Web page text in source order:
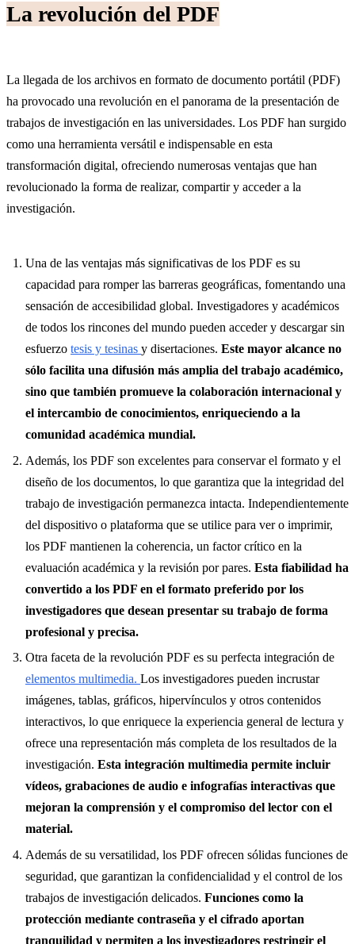
La revolución del PDF
La llegada de los archivos en formato de documento portátil (PDF)
ha provocado una revolución en el panorama de la presentación de
trabajos de investigación en las universidades. Los PDF han surgido
como una herramienta versátil e indispensable en esta
transformación digital, ofreciendo numerosas ventajas que han
revolucionado la forma de realizar, compartir y acceder a la
investigación.
Una de las ventajas más significativas de los PDF es su
capacidad para romper las barreras geográficas, fomentando una
sensación de accesibilidad global. Investigadores y académicos
de todos los rincones del mundo pueden acceder y descargar sin
esfuerzo tesis y tesinas y disertaciones. Este mayor alcance no
sólo facilita una difusión más amplia del trabajo académico,
sino que también promueve la colaboración internacional y
el intercambio de conocimientos, enriqueciendo a la
comunidad académica mundial.
Además, los PDF son excelentes para conservar el formato y el
diseño de los documentos, lo que garantiza que la integridad del
trabajo de investigación permanezca intacta. Independientemente
del dispositivo o plataforma que se utilice para ver o imprimir,
los PDF mantienen la coherencia, un factor crítico en la
evaluación académica y la revisión por pares. Esta fiabilidad ha
convertido a los PDF en el formato preferido por los
investigadores que desean presentar su trabajo de forma
profesional y precisa.
Otra faceta de la revolución PDF es su perfecta integración de
elementos multimedia. Los investigadores pueden incrustar
imágenes, tablas, gráficos, hipervínculos y otros contenidos
interactivos, lo que enriquece la experiencia general de lectura y
ofrece una representación más completa de los resultados de la
investigación. Esta integración multimedia permite incluir
vídeos, grabaciones de audio e infografías interactivas que
mejoran la comprensión y el compromiso del lector con el
material.
Además de su versatilidad, los PDF ofrecen sólidas funciones de
seguridad, que garantizan la confidencialidad y el control de los
trabajos de investigación delicados. Funciones como la
protección mediante contraseña y el cifrado aportan
tranquilidad y permiten a los investigadores restringir el